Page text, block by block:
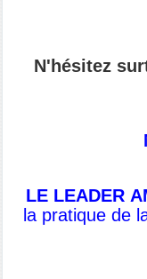
N'hésitez
LE LEADER
la pratique de